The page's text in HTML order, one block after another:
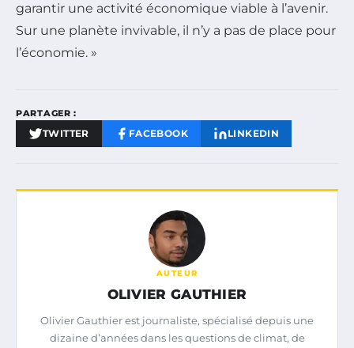
garantir une activité économique viable à l’avenir.
Sur une planète invivable, il n’y a pas de place pour
l’économie. »
PARTAGER :
TWITTER FACEBOOK LINKEDIN
AUTEUR
OLIVIER GAUTHIER
Olivier Gauthier est journaliste, spécialisé depuis une
dizaine d’années dans les questions de climat, de